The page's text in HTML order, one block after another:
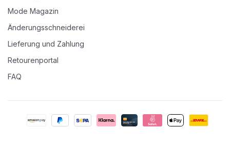
Mode Magazin
Änderungsschneiderei
Lieferung und Zahlung
Retourenportal
FAQ